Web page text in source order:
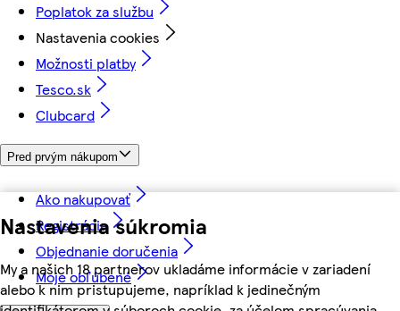
Nastavenia súkromia
My a našich 18 partnerov ukladáme informácie v zariadení
alebo k nim pristupujeme, napríklad k jedinečným
Poplatok za službu
Nastavenia cookies
Možnosti platby
Tesco.sk
Clubcard
Pred prvým nákupom
Ako nakupovať
Registrácia
Objednanie doručenia
Moje obľúbené